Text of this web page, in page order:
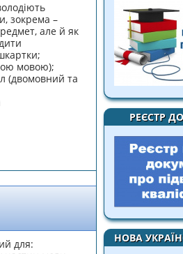
РЕЄСТР
НОВА
зокрема –
але й як
мовою);
(двомовний та
навчання
для: